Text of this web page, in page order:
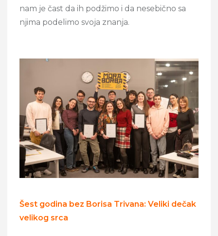
nam je čast da ih podžimo i da nesebično sa
njima podelimo svoja znanja.
Šest godina bez Borisa Trivana: Veliki dečak
velikog srca